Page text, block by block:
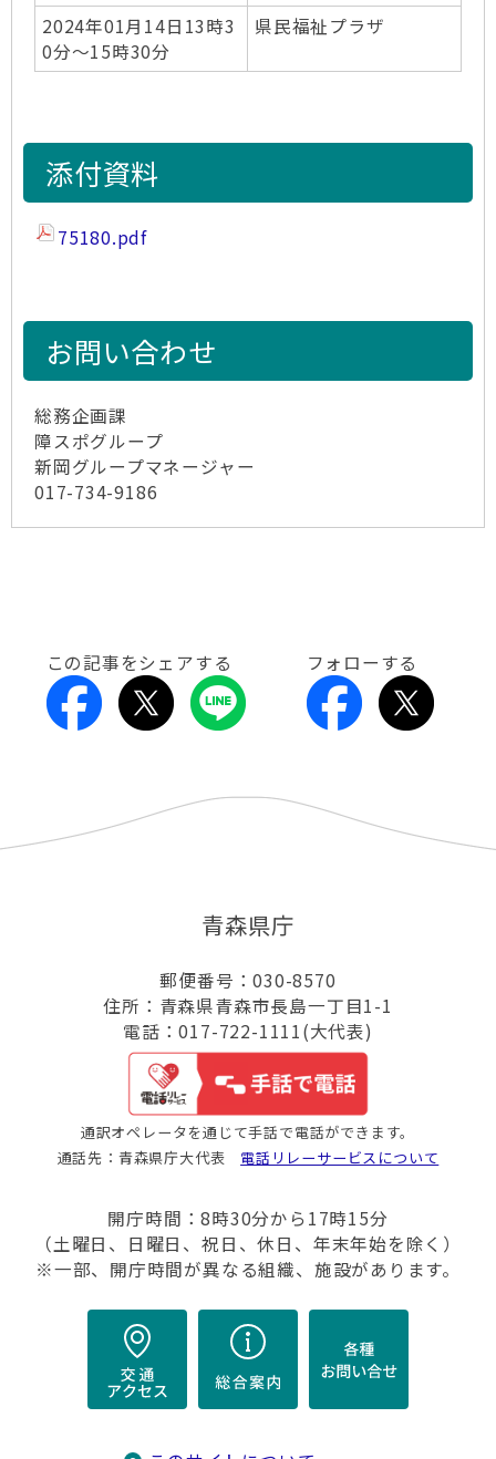
2024年01月14日13時3
0分～15時30分
県民福祉プラザ
添付資料
75180.pdf
お問い合わせ
総務企画課
障スポグループ
新岡グループマネージャー
017-734-9186
この記事をシェアする フォローする
青森県庁
郵便番号：030-8570
住所：青森県青森市長島一丁目1-1
電話：017-722-1111(大代表)
通訳オペレータを通じて手話で電話ができます。
通話先：青森県庁大代表 電話リレーサービスについて
開庁時間：8時30分から17時15分
（土曜日、日曜日、祝日、休日、年末年始を除く）
※一部、開庁時間が異なる組織、施設があります。